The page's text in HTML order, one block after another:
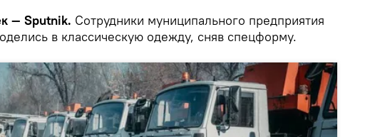
— Sputnik. Сотрудники муниципального предприятия
в классическую одежду, сняв спецформу.